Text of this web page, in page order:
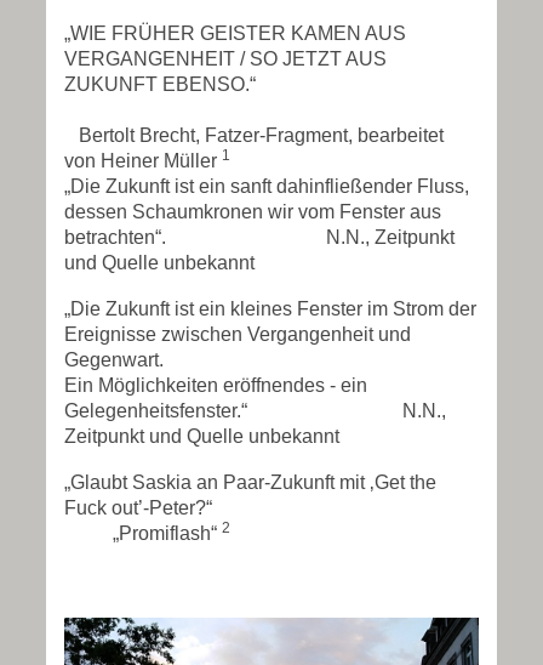
„WIE FRÜHER GEISTER KAMEN AUS
VERGANGENHEIT / SO JETZT AUS
ZUKUNFT EBENSO.“
Bertolt Brecht, Fatzer-Fragment, bearbeitet
von Heiner Müller 1
„Die Zukunft ist ein sanft dahinfließender Fluss,
dessen Schaumkronen wir vom Fenster aus
betrachten“. N.N., Zeitpunkt
und Quelle unbekannt
„Die Zukunft ist ein kleines Fenster im Strom der
Ereignisse zwischen Vergangenheit und
Gegenwart.
Ein Möglichkeiten eröffnendes - ein
Gelegenheitsfenster.“ N.N.,
Zeitpunkt und Quelle unbekannt
„Glaubt Saskia an Paar-Zukunft mit ‚Get the
Fuck out’-Peter?“
„Promiflash“ 2